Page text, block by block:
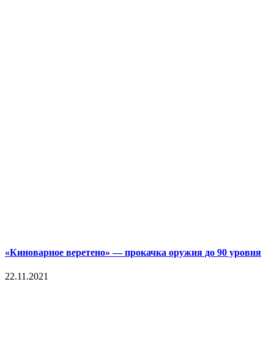
«Киноварное веретено» — прокачка оружия до 90 уровня
22.11.2021